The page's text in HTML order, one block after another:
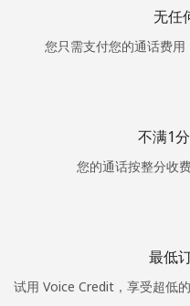
无任
您只需支付您的通话费用
不满1
您的通话按整分收
最低
试用 Voice Credit，享受超低